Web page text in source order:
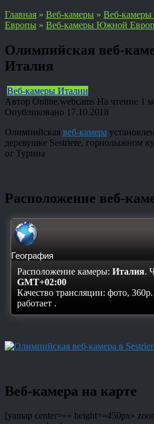
Главная » Веб-камеры » Веб-камеры
Европы » Веб-камеры Южной
Олимпийская веб-
Италия
Веб-камеры Италии
Автор Online.webcams На чтение 1
Опубликовано 17.10.2018
Олимпийская веб-камера
деревушке Sestriere, горнолыжном
от Турина
Расположение веб-
География
Расположение камеры: Италия.
GMT+02:00
Качество трансляции: фото,
работает .
Веб-камера на карте
[yamap center=»» height=»450px»